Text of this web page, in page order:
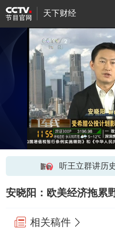
天下财经
听王立群讲历
安晓阳：欧美经济拖累
相关稿件